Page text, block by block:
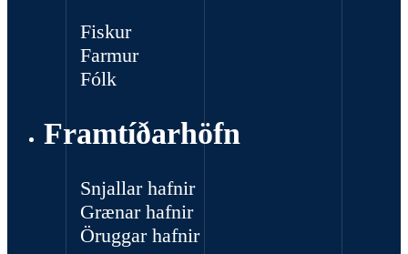
Fiskur
Farmur
Fólk
Framtíðarhöfn
Snjallar hafnir
Grænar hafnir
Öruggar hafnir